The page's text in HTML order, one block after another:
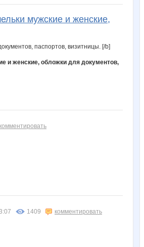
мужские и женские,
и женские, обложки для документов,
комментировать
1409 комментировать